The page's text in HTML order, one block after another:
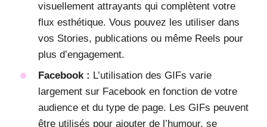
visuellement attrayants qui complètent votre
flux esthétique. Vous pouvez les utiliser dans
vos Stories, publications ou même Reels pour
plus d’engagement.
Facebook : L’utilisation des GIFs varie
largement sur Facebook en fonction de votre
audience et du type de page. Les GIFs peuvent
être utilisés pour ajouter de l’humour, se